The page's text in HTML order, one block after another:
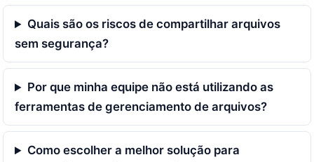
Quais são os riscos de compartilhar arquivos
sem segurança?
Por que minha equipe não está utilizando as
ferramentas de gerenciamento de arquivos?
Como escolher a melhor solução para